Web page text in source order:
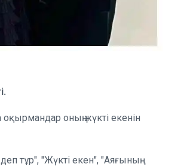
оның жүкті екенін
тұр", "Жүкті екен", "Аяғының